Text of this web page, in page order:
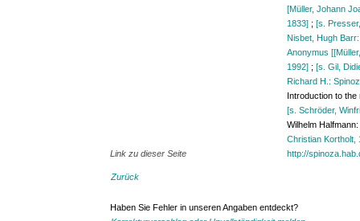
[Müller, Johann
1833] ;[s.
Nisbet, Hugh
Anonymus
1992] ;[s. Gil,
Richard H.:
Introduction to
[s. Schröder,
Wilhelm
Christian Kortholt,
Link zu dieser Seite
http://
Zurück
Haben Sie Fehler in unseren Angaben entdeckt?